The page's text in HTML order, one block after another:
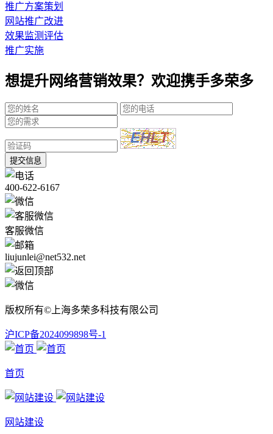
推广方案策划
网站推广改进
效果监测评估
推广实施
想提升网络营销效果？欢迎携手多荣多
提交信息
400-622-6167
客服微信
liujunlei@net532.net
版权所有©上海多荣多科技有限公司
沪ICP备2024099898号-1
首页
网站建设